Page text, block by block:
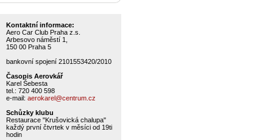
Kontaktní informace:
Aero Car Club Praha z.s.
Arbesovo náměstí 1,
150 00 Praha 5
bankovní spojení 2101553420/2010
Časopis Aerovkář
Karel Šebesta
tel.: 720 400 598
e-mail: aerokarel@centrum.cz
Schůzky klubu
Restaurace "Krušovická chalupa"
každý první čtvrtek v měsíci od 19ti
hodin